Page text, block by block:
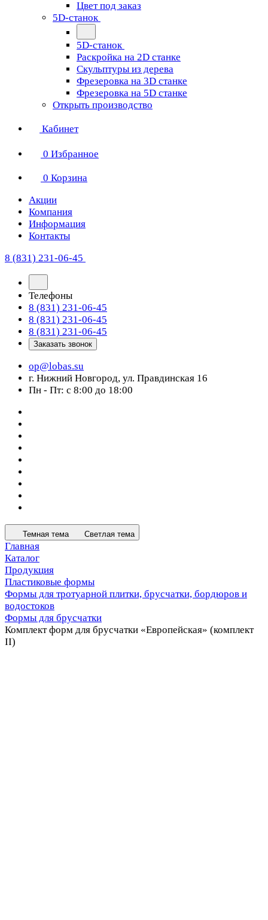
Цвет под заказ
5D-станок
5D-станок
Раскройка на 2D станке
Скульптуры из дерева
Фрезеровка на 3D станке
Фрезеровка на 5D станке
Открыть производство
Кабинет
0 Избранное
0 Корзина
Акции
Компания
Информация
Контакты
8 (831) 231-06-45
Телефоны
8 (831) 231-06-45
8 (831) 231-06-45
8 (831) 231-06-45
Заказать звонок
op@lobas.su
г. Нижний Новгород, ул. Правдинская 16
Пн - Пт: с 8:00 до 18:00
Темная тема Светлая тема
Главная
Каталог
Продукция
Пластиковые формы
Формы для тротуарной плитки, брусчатки, бордюров и
водостоков
Формы для брусчатки
Комплект форм для брусчатки «Европейская» (комплект
II)